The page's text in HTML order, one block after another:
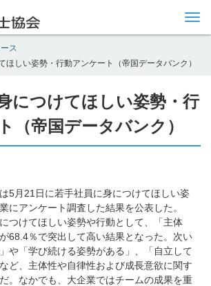
ス
ほしい姿勢・行動アンケート（帝国データバンク）
につけてほしい姿勢・行
（帝国データバンク）
5月21日に若手社員に身につけてほしい姿
にアンケート調査した結果を公表した。
つけてほしい姿勢や行動として、「主体
68.4％で突出して高い結果となった。次い
や「学び続ける姿勢がある」、「自立して
ど、主体性や自律性および成長意欲に関す
。なかでも、大企業ではチームの成果を重